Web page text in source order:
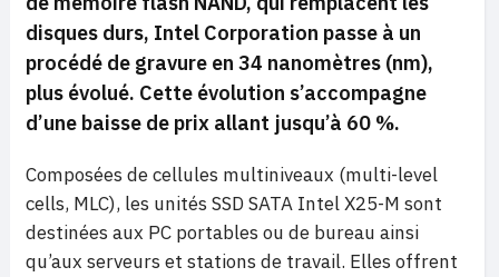
disques durs, Intel Corporation passe à un
procédé de gravure en 34 nanomètres (nm),
plus évolué. Cette évolution s’accompagne
d’une baisse de prix allant jusqu’à 60 %.
Composées de cellules multiniveaux (multi-level
cells, MLC), les unités SSD SATA Intel X25-M sont
destinées aux PC portables ou de bureau ainsi
qu’aux serveurs et stations de travail. Elles offrent